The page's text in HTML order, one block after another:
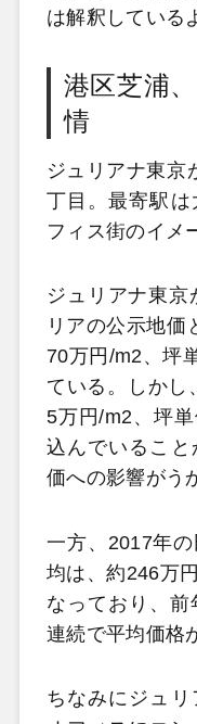
は解釈している
港区芝浦
情
ジュリアナ東京
丁目。最寄駅は
フィス街のイメ
ジュリアナ東京
リアの公示地価
70万円/m2、坪
ている。しかし
5万円/m2、坪
込んでいるこ
価への影響がう
一方、2017年
均は、約246万
なっており、
連続で平均価格
ちなみにジュリ